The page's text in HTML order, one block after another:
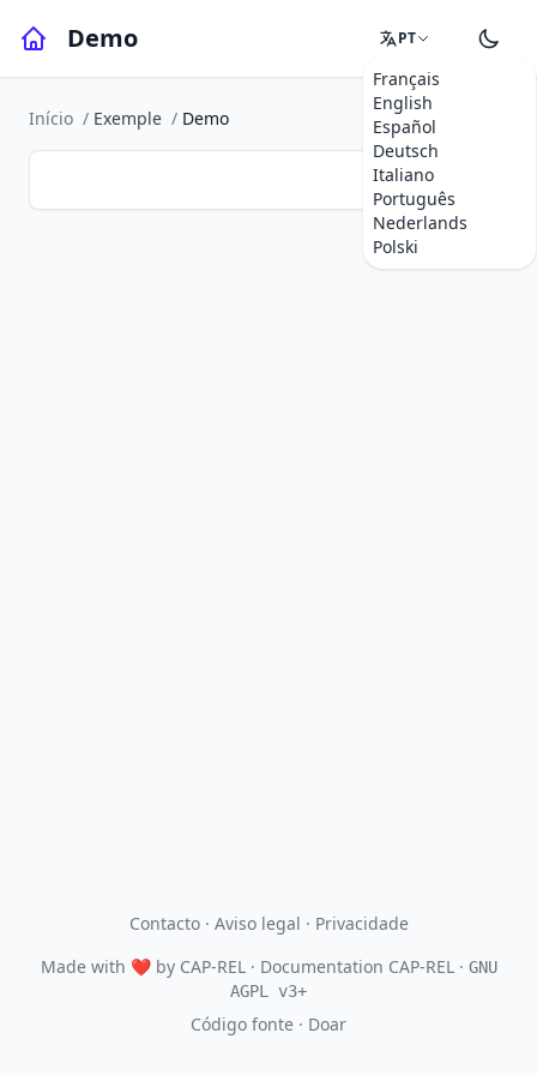
Demo PT
Français
English
Español
Deutsch
Italiano
Português
Nederlands
Polski
Início / Exemple / Demo
Contacto· Aviso legal · Privacidade
Made with ❤by CAP-REL· Documentation CAP-REL · GNU
AGPL v3+
Código fonte · Doar